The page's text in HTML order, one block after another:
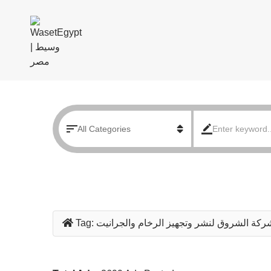
Tag: الشروق لنشر وتجهيز الرخام والجرانيت